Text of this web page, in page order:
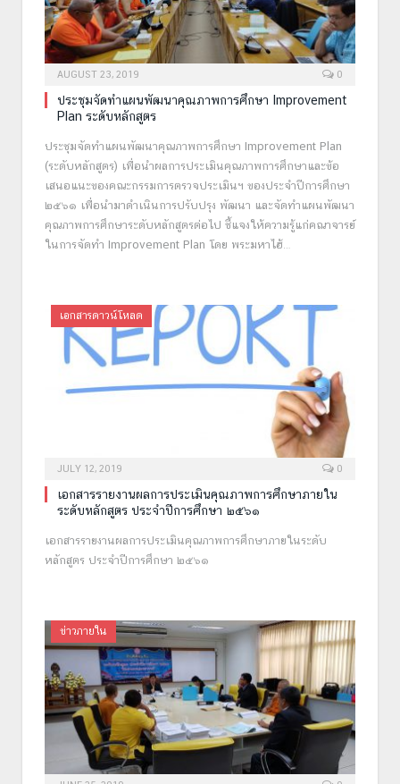
AUGUST 23, 2019 0
ประชุมจัดทำแผนพัฒนาคุณภาพการศึกษา Improvement
Plan ระดับหลักสูตร
ประชุมจัดทำแผนพัฒนาคุณภาพการศึกษา Improvement Plan
(ระดับหลักสูตร) เพื่อนำผลการประเมินคุณภาพการศึกษาและข้อ
เสนอแนะของคณะกรรมการตรวจประเมินฯ ของประจำปีการศึกษา
๒๕๖๑ เพื่อนำมาดำเนินการปรับปรุง พัฒนา และจัดทำแผนพัฒนา
คุณภาพการศึกษาระดับหลักสูตรต่อไป ชี้แจงให้ความรู้แก่คณาจารย์
ในการจัดทำ Improvement Plan โดย พระมหาไฮ้…
เอกสารดาวน์โหลด
JULY 12, 2019 0
เอกสารรายงานผลการประเมินคุณภาพการศึกษาภายใน
ระดับหลักสูตร ประจำปีการศึกษา ๒๕๖๑
เอกสารรายงานผลการประเมินคุณภาพการศึกษาภายในระดับ
หลักสูตร ประจำปีการศึกษา ๒๕๖๑
ข่าวภายใน